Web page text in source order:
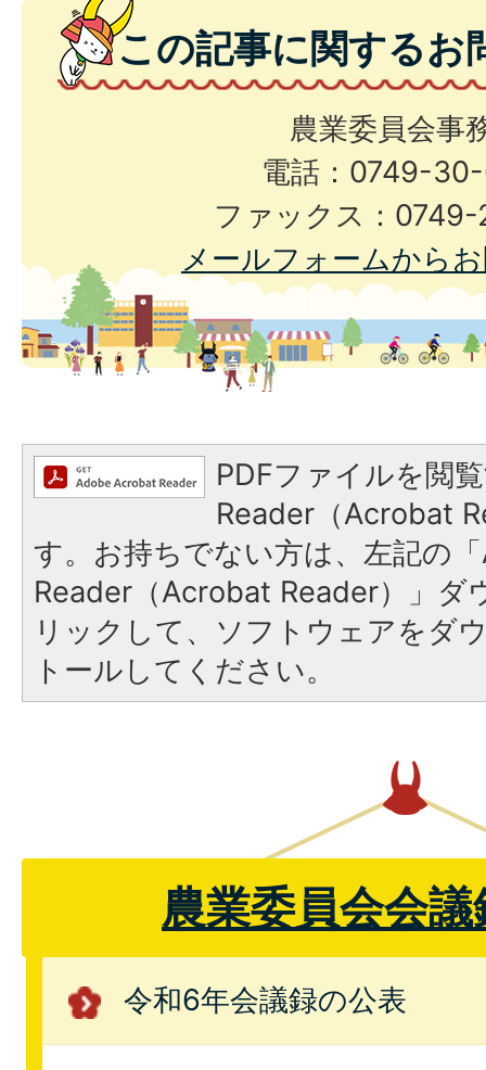
この記事に関するお
農業委員会事
電話：0749-
ファックス：
メールフォームから
PDFファイルを閲
Reader（Acrobat
す。お持ちでない方は、左記の
Reader（Acrobat Reader）」ダ
リックして、ソフトウェアをダ
トールしてください。
農業委員会会
令和6年会議録の公表